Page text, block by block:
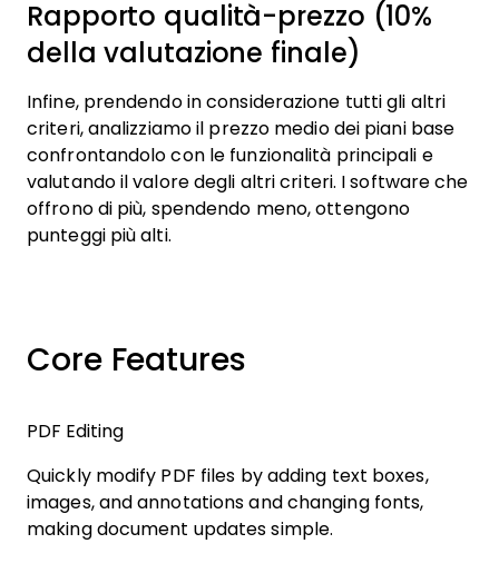
Rapporto qualità-prezzo (10%
della valutazione finale)
Infine, prendendo in considerazione tutti gli altri
criteri, analizziamo il prezzo medio dei piani base
confrontandolo con le funzionalità principali e
valutando il valore degli altri criteri. I software che
offrono di più, spendendo meno, ottengono
punteggi più alti.
Core Features
PDF Editing
Quickly modify PDF files by adding text boxes,
images, and annotations and changing fonts,
making document updates simple.